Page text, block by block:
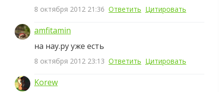
8 октября 2012 21:36 Ответить Цитировать
amfitamin
на нау.ру уже есть
8 октября 2012 23:13 Ответить Цитировать
Korew